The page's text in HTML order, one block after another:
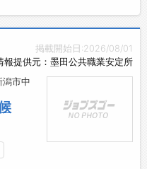
掲載開始日:2026/08/01
報提供元：墨田公共職業安定所
市中